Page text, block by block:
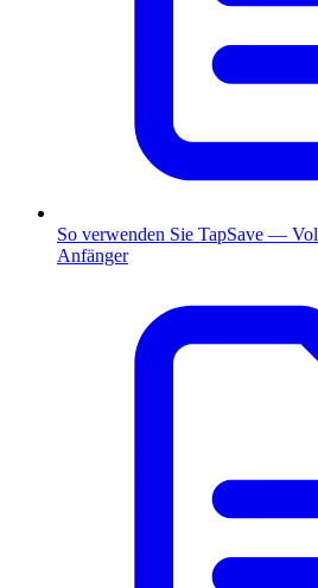
So verwenden Sie TapSave —
Anfänger